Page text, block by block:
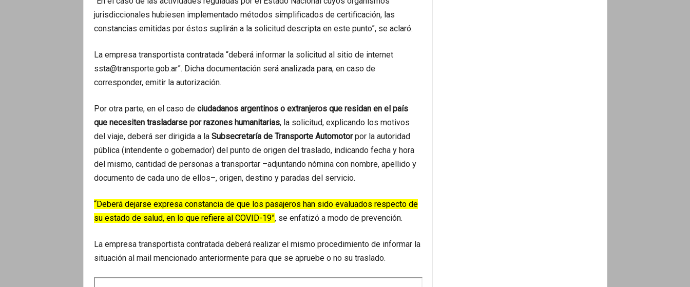
jurisdiccionales hubiesen implementado métodos simplificados de certificación, las
constancias emitidas por éstos suplirán a la solicitud descripta en este punto”, se aclaró.
La empresa transportista contratada “deberá informar la solicitud al sitio de internet
ssta@transporte.gob.ar”. Dicha documentación será analizada para, en caso de
corresponder, emitir la autorización.
Por otra parte, en el caso deciudadanos argentinos o extranjeros que residan en el país
que necesiten trasladarse por razones humanitarias, la solicitud, explicando los motivos
del viaje, deberá ser dirigida a la Subsecretaría de Transporte Automotorpor la autoridad
pública (intendente o gobernador) del punto de origen del traslado, indicando fecha y hora
del mismo, cantidad de personas a transportar –adjuntando nómina con nombre, apellido y
documento de cada uno de ellos–, origen, destino y paradas del servicio.
“Deberá dejarse expresa constancia de que los pasajeros han sido evaluados respecto de
su estado de salud, en lo que refiere al COVID-19”, se enfatizó a modo de prevención.
La empresa transportista contratada deberá realizar el mismo procedimiento de informar la
situación al mail mencionado anteriormente para que se apruebe o no su traslado.